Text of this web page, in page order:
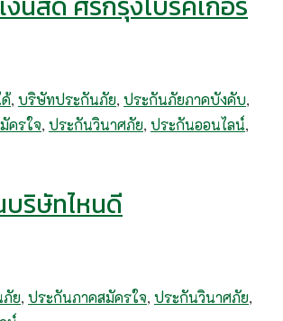
, บริษัทประกันภัย, ประกันภัยภาคบังคับ,
ครใจ, ประกันวินาศภัย, ประกันออนไลน์,
บริษัทไหนดี
ย, ประกันภาคสมัครใจ, ประกันวินาศภัย,